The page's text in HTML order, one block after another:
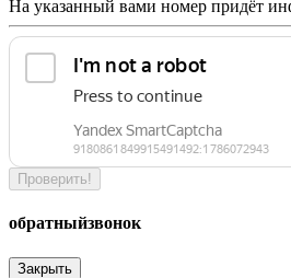
На указанный вами номер придёт
Проверить!
обратныйзвонок
Закрыть